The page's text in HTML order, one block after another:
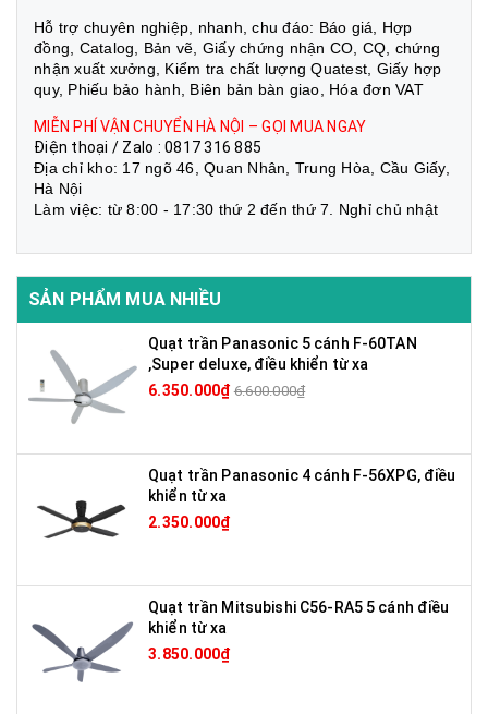
Hỗ trợ chuyên nghiệp, nhanh, chu đáo: Báo giá, Hợp
đồng, Catalog, Bản vẽ, Giấy chứng nhận CO, CQ, chứng
nhận xuất xưởng, Kiểm tra chất lượng Quatest, Giấy hợp
quy, Phiếu bảo hành, Biên bản bàn giao, Hóa đơn VAT
MIỄN PHÍ VẬN CHUYỂN HÀ NỘI – GỌI MUA NGAY
Điện thoại / Zalo : 0817 316 885
Địa chỉ kho: 17 ngõ 46, Quan Nhân, Trung Hòa, Cầu Giấy,
Hà Nội
Làm việc: từ 8:00 - 17:30 thứ 2 đến thứ 7. Nghỉ chủ nhật
SẢN PHẨM MUA NHIỀU
Quạt trần Panasonic 5 cánh F-60TAN
,Super deluxe, điều khiển từ xa
6.350.000₫ 6.600.000₫
Quạt trần Panasonic 4 cánh F-56XPG, điều
khiển từ xa
2.350.000₫
Quạt trần Mitsubishi C56-RA5 5 cánh điều
khiển từ xa
3.850.000₫